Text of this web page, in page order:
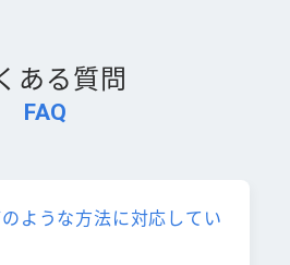
FAQ
ある質問
ような方法に対応してい